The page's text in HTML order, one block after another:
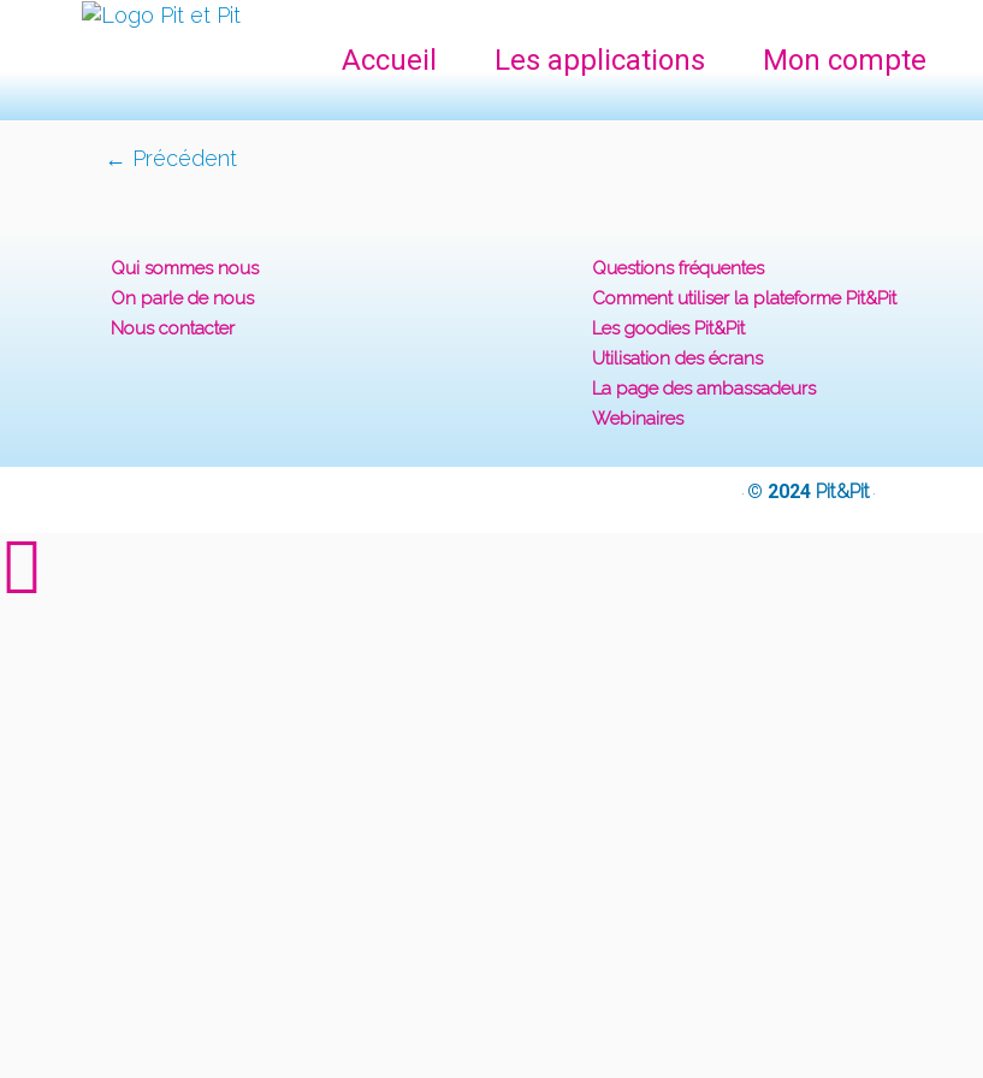
Accueil Les applications Mon compte
← Précédent
Qui sommes nous
On parle de nous
Nous contacter
Questions fréquentes
Comment utiliser la plateforme Pit&Pit
Les goodies Pit&Pit
Utilisation des écrans
La page des ambassadeurs
Webinaires
· © 2024 Pit&Pit ·